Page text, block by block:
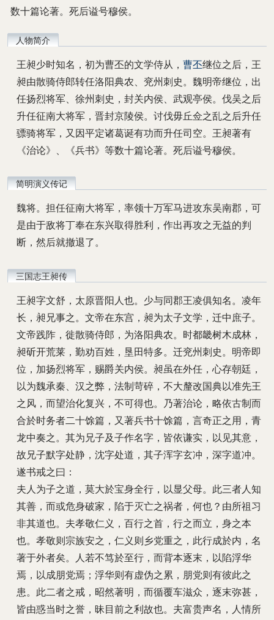
数十篇论著。死后谥号穆侯。
人物简介
王昶少时知名，初为曹丕的文学侍从， 曹丕继位之后，王
昶由散骑侍郎转任洛阳典农、兖州刺史。魏明帝继位，出
任扬烈将军、徐州刺史，封关内侯、武观亭侯。伐吴之后
升任征南大将军，晋封京陵侯。讨伐毋丘佥之乱之后升任
骠骑将军，又因平定诸葛诞有功而升任司空。王昶著有
《治论》、《兵书》等数十篇论著。死后谥号穆侯。
简明演义传记
魏将。担任征南大将军，率领十万军马进攻东吴南郡，可
是由于敌将丁奉在东兴取得胜利，作出再攻之无益的判
断，然后就撤退了。
三国志王昶传
王昶字文舒，太原晋阳人也。少与同郡王凌俱知名。凌年
长，昶兄事之。文帝在东宫，昶为太子文学，迁中庶子。
文帝践阼，徙散骑侍郎，为洛阳典农。时都畿树木成林，
昶斫开荒莱，勤劝百姓，垦田特多。迁兖州刺史。明帝即
位，加扬烈将军，赐爵关内侯。昶虽在外任，心存朝廷，
以为魏承秦、汉之弊，法制苛碎，不大釐改国典以准先王
之风，而望治化复兴，不可得也。乃著治论，略依古制而
合於时务者二十馀篇，又著兵书十馀篇，言奇正之用，青
龙中奏之。其为兄子及子作名字，皆依谦实，以见其意，
故兄子默字处静，沈字处道，其子浑字玄冲，深字道冲。
遂书戒之曰：
夫人为子之道，莫大於宝身全行，以显父母。此三者人知
其善，而或危身破家，陷于灭亡之祸者，何也？由所祖习
非其道也。夫孝敬仁义，百行之首，行之而立，身之本
也。孝敬则宗族安之，仁义则乡党重之，此行成於内，名
著于外者矣。人若不笃於至行，而背本逐末，以陷浮华
焉，以成朋党焉；浮华则有虚伪之累，朋党则有彼此之
患。此二者之戒，昭然著明，而循覆车滋众，逐末弥甚，
皆由惑当时之誉，昧目前之利故也。夫富贵声名，人情所